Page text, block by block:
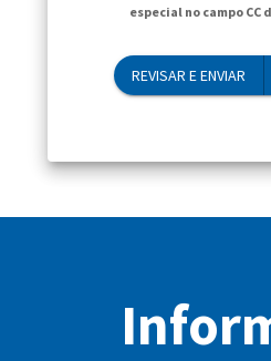
especial no campo
REVISAR E ENVIAR